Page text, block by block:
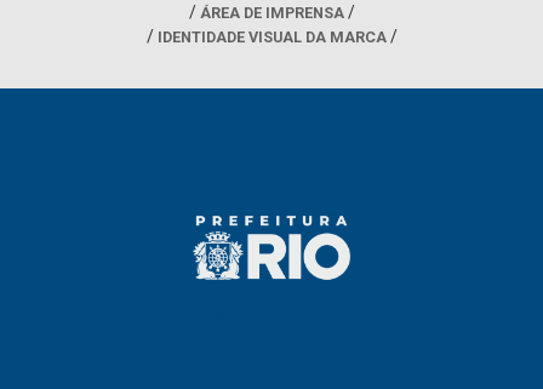
ÁREA DE IMPRENSA
IDENTIDADE VISUAL DA MARCA